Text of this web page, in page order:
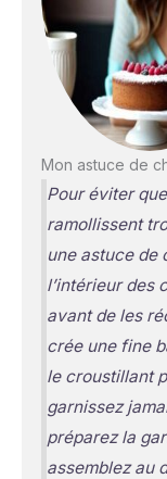
Mon astuce de
Pour éviter
ramollissent
une astuce de
l’intérieur des
avant de les
crée une fine
le croustillant
garnissez
préparez la
assemblez au